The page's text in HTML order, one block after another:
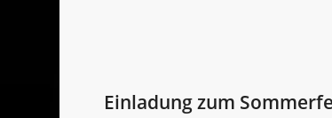
Einladung zum